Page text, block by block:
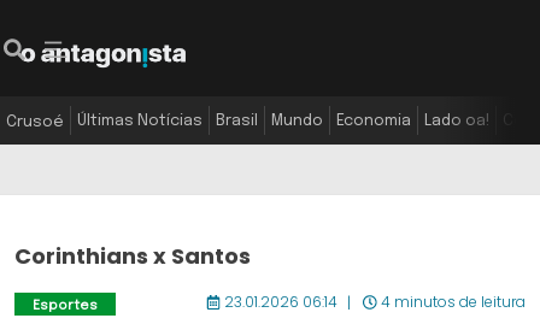
Crusoé Últimas Notícias Brasil Mundo Economia Lado oa!
Corinthians x Santos
Esportes 23.01.2026 06:14 4 minutos de leitura